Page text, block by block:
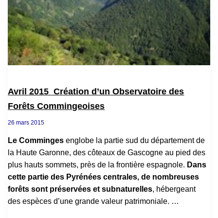
Avril 2015 Création d’un Observatoire des
Forêts Commingeoises
26 mars 2015
Le Comminges englobe la partie sud du département de
la Haute Garonne, des côteaux de Gascogne au pied des
plus hauts sommets, près de la frontière espagnole. Dans
cette partie des Pyrénées centrales, de nombreuses
forêts sont préservées et subnaturelles, hébergeant
des espèces d’une grande valeur patrimoniale. …